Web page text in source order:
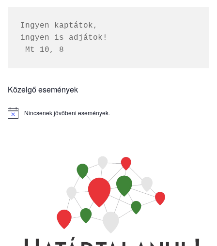
Ingyen kaptátok,
ingyen is adjátok!
Mt 10, 8
Közelgő események
Notice Nincsenek jövőbeni események.